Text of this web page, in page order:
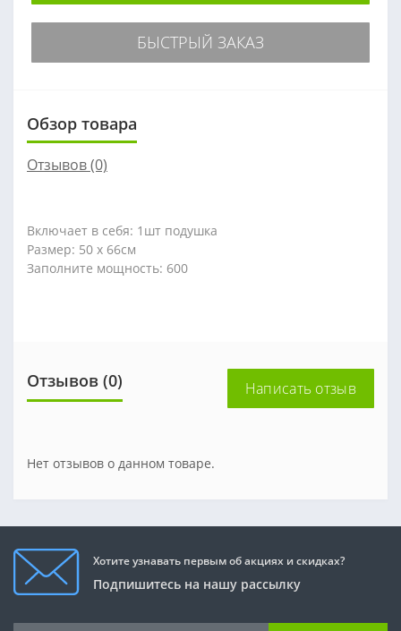
БЫСТРЫЙ ЗАКАЗ
Обзор товара
Отзывов (0)
Включает в себя: 1шт подушка
Размер: 50 х 66см
Заполните мощность: 600
Отзывов (0) Написать отзыв
Нет отзывов о данном товаре.
Хотите узнавать первым об акциях и скидках?
Подпишитесь на нашу рассылку